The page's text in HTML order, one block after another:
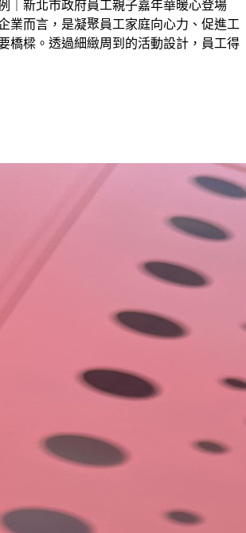
｜新北市政府員工親子嘉年華暖心登場
業而言，是凝聚員工家庭向心力、促進工
橋樑。透過細緻周到的活動設計，員工得